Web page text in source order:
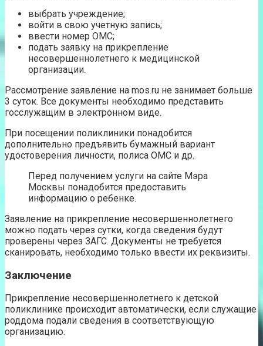
выбрать учреждение;
войти в свою учетную запись;
ввести номер ОМС;
подать заявку на прикрепление
несовершеннолетнего к медицинской
организации.
Рассмотрение заявление на mos.ru не занимает больше
3 суток. Все документы необходимо представить
госслужащим в электронном виде.
При посещении поликлиники понадобится
дополнительно предъявить бумажный вариант
удостоверения личности, полиса ОМС и др.
Перед получением услуги на сайте Мэра
Москвы понадобится предоставить
информацию о ребенке.
Заявление на прикрепление несовершеннолетнего
можно подать через сутки, когда сведения будут
проверены через ЗАГС. Документы не требуется
сканировать, необходимо только ввести их реквизиты.
Заключение
Прикрепление несовершеннолетнего к детской
поликлинике происходит автоматически, если служащие
роддома подали сведения в соответствующую
организацию.